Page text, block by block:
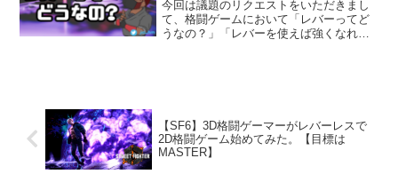
今回は議題のリクエストをいただきまし
て、格闘ゲームにおいて「レバーってど
うなの？」「レバーを使えば強くなれる
になれば幸いです。
【SF6】3D格闘ゲーマーがレバーレスで
2D格闘ゲーム始めてみた。【目標は
MASTER】